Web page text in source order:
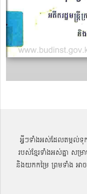
អ្វីៗទាំងអស់ដែលតម្កល់ទុ
របស់ខ្មែរទាំងអស់គ្នា ស
និងយកកម្រៃ ព្រមទាំង អា